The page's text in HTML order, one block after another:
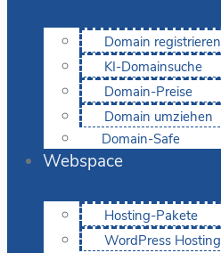
Domain registrieren
KI-Domainsuche
Domain-Preise
Domain umziehen
Domain-Safe
Webspace
Hosting-Pakete
WordPress Hosting